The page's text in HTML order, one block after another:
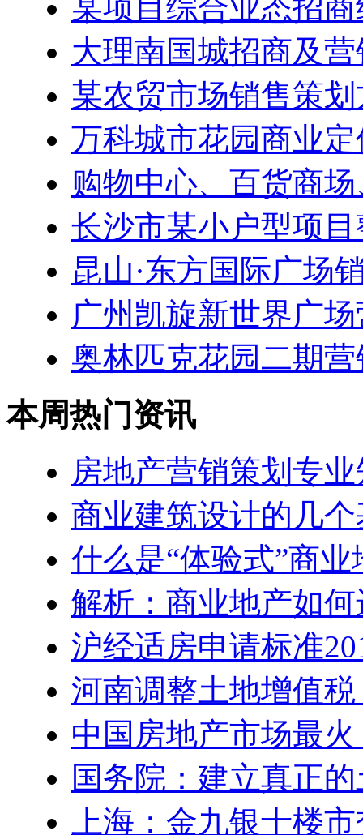
某项目综合业态招
大理南国城招商及
某农贸市场销售策
万科城市花园商业
购物中心、百货商
长沙市某小户型项
昆山·东方国际广场
广州凯旋新世界广
奥林匹克花园二期
本周热门资讯
房地产营销策划专
商业建筑设计的几
什么是“体验式”商业
解析：商业地产如
沪经适房申请标准
河南调整土地增值
中国房地产市场最
国务院：建立真正
上海：金九银十楼